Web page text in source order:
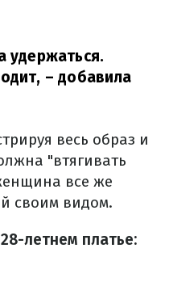
удержаться.
– добавила
весь образ и
"втягивать
все же
своим видом.
летнем платье: